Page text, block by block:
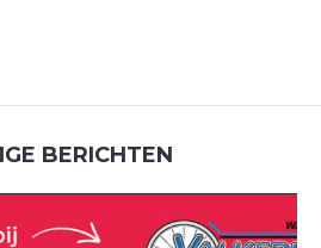
BERICHTEN